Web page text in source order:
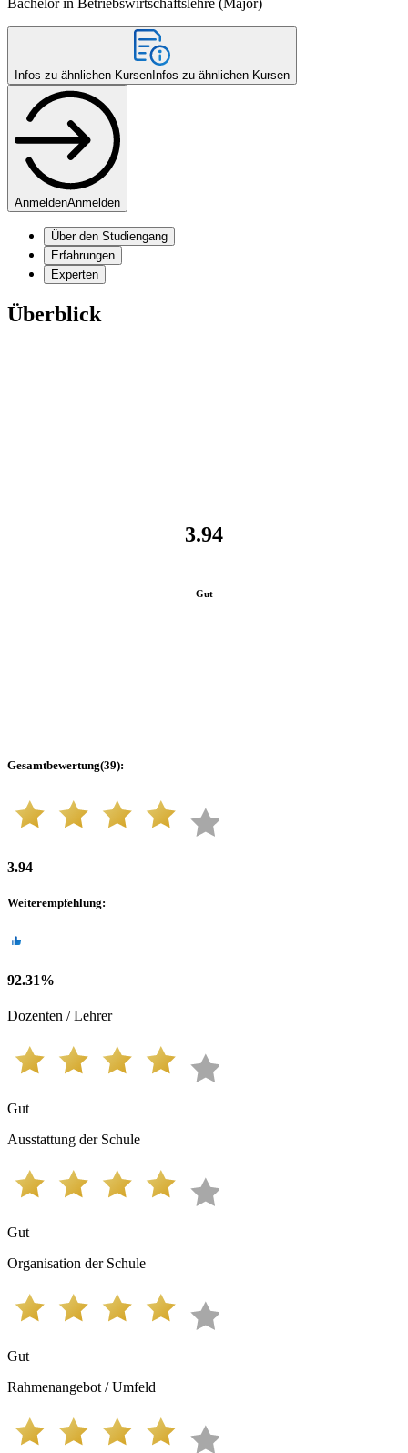
Infos zu ähnlichen Kursen Infos zu ähnlichen Kursen
AnmeldenAnmelden
Über den Studiengang
Erfahrungen
Experten
Überblick
3.94
Gut
Gesamtbewertung(39):
3.94
Weiterempfehlung:
92.31%
Dozenten / Lehrer
Gut
Ausstattung der Schule
Gut
Organisation der Schule
Gut
Rahmenangebot / Umfeld